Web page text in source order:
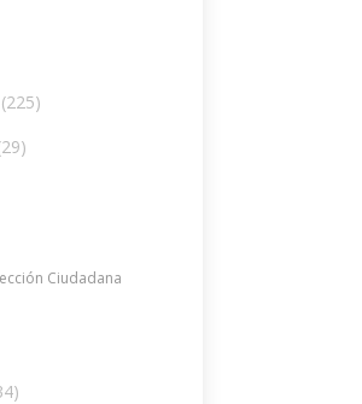
(225)
Ciudadana